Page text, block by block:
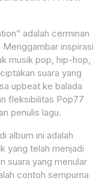
adalah cerminan
Menggambar inspirasi
musik pop, hip-hop,
suara yang
upbeat ke balada
fleksibilitas Pop77
penulis lagu.
album ini adalah
yang telah menjadi
suara yang menular
contoh sempurna